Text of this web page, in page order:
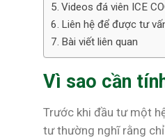
Videos đá viên ICE
Liên hệ để được tư
Bài viết liên quan
Vì sao cần
Trước khi đầu tư một
tư thường nghĩ rằng